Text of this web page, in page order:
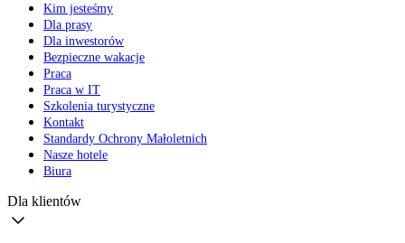
Kim jesteśmy
Dla prasy
Dla inwestorów
Bezpieczne wakacje
Praca
Praca w IT
Szkolenia turystyczne
Kontakt
Standardy Ochrony Małoletnich
Nasze hotele
Biura
Dla klientów